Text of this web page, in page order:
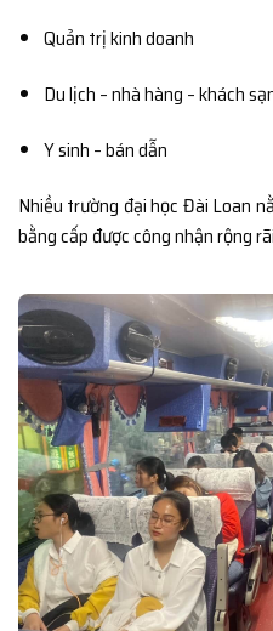
Quản trị kinh doanh
Du lịch – nhà hàng – khách
Y sinh – bán dẫn
Nhiều trường đại học Đài Loan
bằng cấp được công nhận rộng